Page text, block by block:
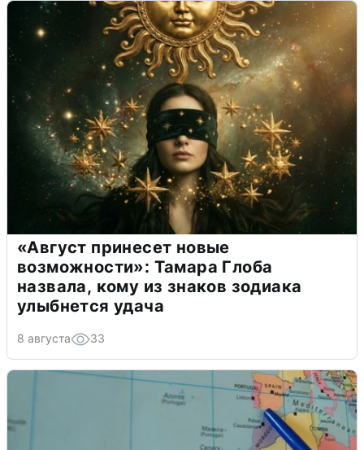
«Август принесет новые
возможности»: Тамара Глоба
назвала, кому из знаков зодиака
улыбнется удача
8 августа 33